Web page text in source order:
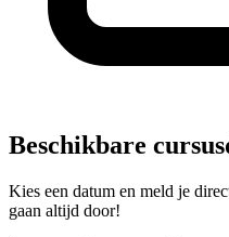
Beschikbare
Kies een datum en meld je
gaan altijd door!